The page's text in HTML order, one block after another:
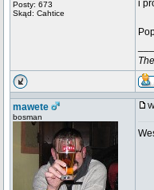
Posty: 673
Skąd: Cahtice
i
mawete
bosman